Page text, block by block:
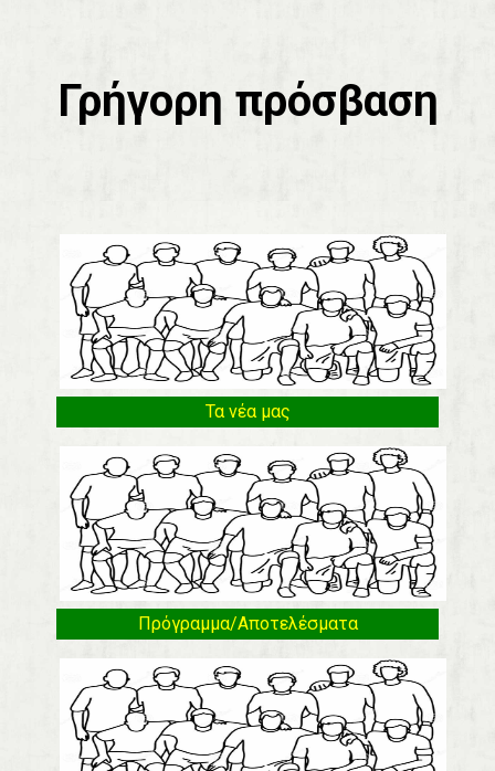
Γρήγορη πρόσβαση
Τα νέα μας
Πρόγραμμα/Αποτελέσματα